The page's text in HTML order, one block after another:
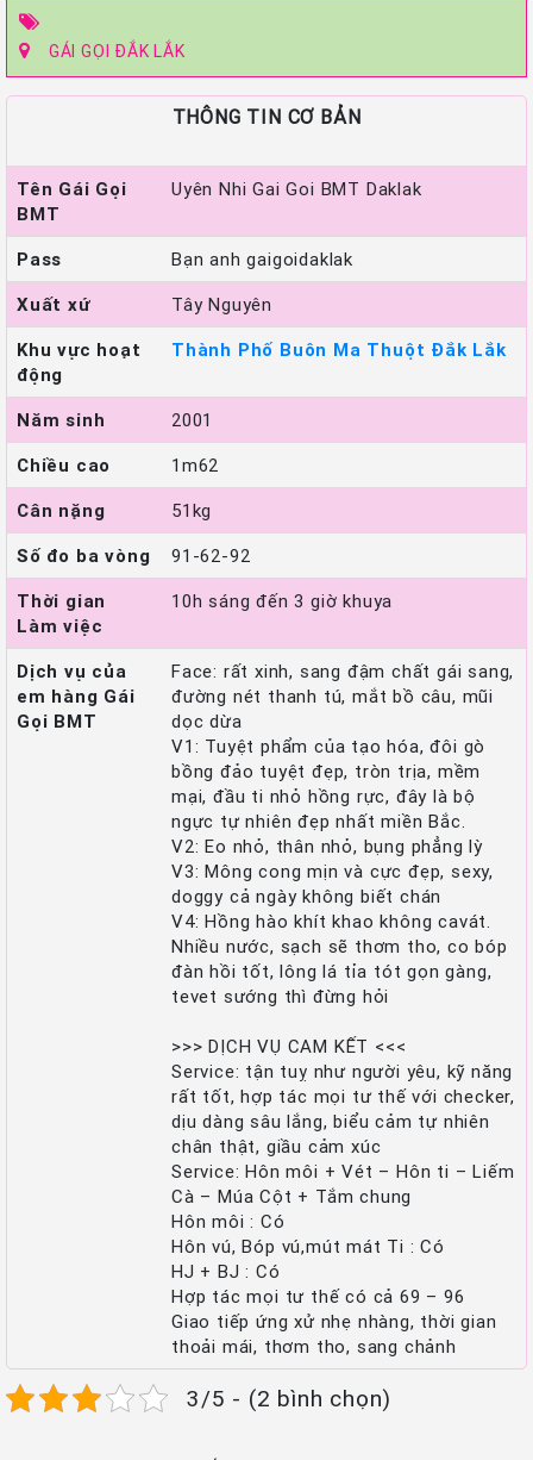
GÁI GỌI ĐẮK LẮK
THÔNG TIN CƠ BẢN
Tên Gái Gọi
BMT
Uyên Nhi Gai Goi BMT Daklak
Pass
Bạn anh gaigoidaklak
Xuất xứ
Tây Nguyên
Khu vực hoạt
động
Thành Phố Buôn Ma Thuột Đắk Lắk
Năm sinh
2001
Chiều cao
1m62
Cân nặng
51kg
Số đo ba vòng
91-62-92
Thời gian
Làm việc
10h sáng đến 3 giờ khuya
Dịch vụ của
em hàng Gái
Gọi BMT
Face: rất xinh, sang đậm chất gái sang,
đường nét thanh tú, mắt bồ câu, mũi
dọc dừa
V1: Tuyệt phẩm của tạo hóa, đôi gò
bồng đảo tuyệt đẹp, tròn trịa, mềm
mại, đầu ti nhỏ hồng rực, đây là bộ
ngực tự nhiên đẹp nhất miền Bắc.
V2: Eo nhỏ, thân nhỏ, bụng phẳng lỳ
V3: Mông cong mịn và cực đẹp, sexy,
doggy cả ngày không biết chán
V4: Hồng hào khít khao không cavát.
Nhiều nước, sạch sẽ thơm tho, co bóp
đàn hồi tốt, lông lá tỉa tót gọn gàng,
tevet sướng thì đừng hỏi
>>> DỊCH VỤ CAM KẾT <<<
Service: tận tuỵ như người yêu, kỹ năng
rất tốt, hợp tác mọi tư thế với checker,
dịu dàng sâu lắng, biểu cảm tự nhiên
chân thật, giầu cảm xúc
Service: Hôn môi + Vét – Hôn ti – Liếm
Cà – Múa Cột + Tắm chung
Hôn môi : Có
Hôn vú, Bóp vú,mút mát Ti : Có
HJ + BJ : Có
Hợp tác mọi tư thế có cả 69 – 96
Giao tiếp ứng xử nhẹ nhàng, thời gian
thoải mái, thơm tho, sang chảnh
3/5 - (2 bình chọn)